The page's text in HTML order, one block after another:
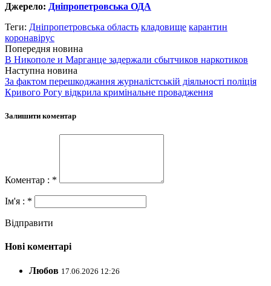
Джерело: Дніпропетровська ОДА
Теги: Дніпропетровська область кладовище карантин
коронавірус
Попередня новина
В Никополе и Марганце задержали сбытчиков наркотиков
Наступна новина
За фактом перешкоджання журналістській діяльності поліція
Кривого Рогу відкрила кримінальне провадження
Залишити коментар
Коментар : *
Ім'я : *
Відправити
Нові коментарі
Любов 17.06.2026 12:26